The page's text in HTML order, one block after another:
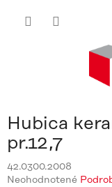
Hubica
pr.12,7
42.0300.2008
Priemerné
Neohodnotené